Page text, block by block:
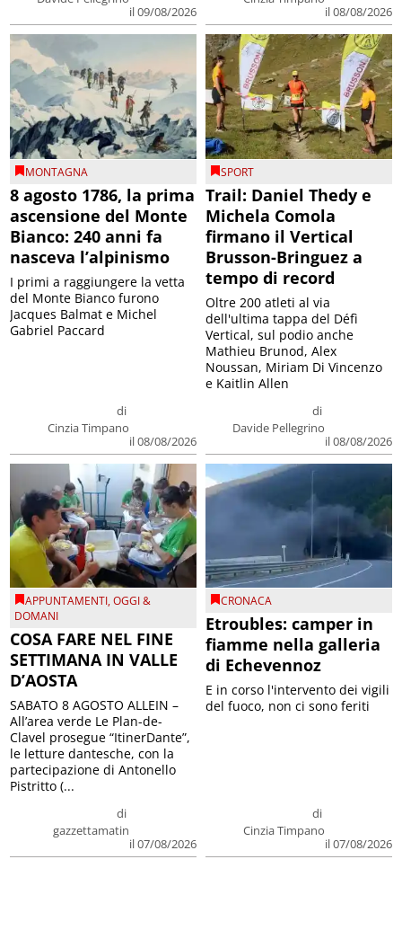
il 09/08/2026
il 08/08/2026
MONTAGNA
8 agosto 1786, la prima
ascensione del Monte
Bianco: 240 anni fa
nasceva l’alpinismo
di
Cinzia Timpano
il 08/08/2026
I primi a raggiungere la vetta
del Monte Bianco furono
Jacques Balmat e Michel
Gabriel Paccard
SPORT
Trail: Daniel Thedy e
Michela Comola
firmano il Vertical
Brusson-Bringuez a
tempo di record
di
Davide Pellegrino
il 08/08/2026
Oltre 200 atleti al via
dell'ultima tappa del Défì
Vertical, sul podio anche
Mathieu Brunod, Alex
Noussan, Miriam Di Vincenzo
e Kaitlin Allen
APPUNTAMENTI,OGGI &
DOMANI
COSA FARE NEL FINE
SETTIMANA IN VALLE
D’AOSTA
di
gazzettamatin
il 07/08/2026
SABATO 8 AGOSTO ALLEIN –
All’area verde Le Plan-de-
Clavel prosegue “ItinerDante”,
le letture dantesche, con la
partecipazione di Antonello
Pistritto (...
CRONACA
Etroubles: camper in
fiamme nella galleria
di Echevennoz
di
Cinzia Timpano
il 07/08/2026
E in corso l'intervento dei vigili
del fuoco, non ci sono feriti